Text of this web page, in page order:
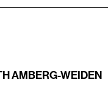
AMBERG-WEIDEN